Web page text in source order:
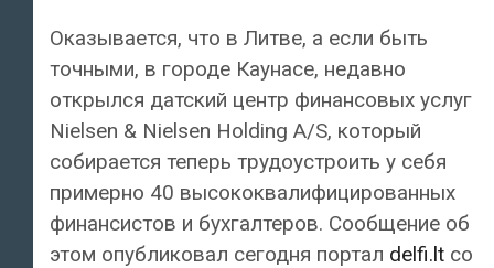
Оказывается, что в Литве, а если быть
точными, в городе Каунасе, недавно
открылся датский центр финансовых услуг
Nielsen & Nielsen Holding A/S, который
собирается теперь трудоустроить у себя
примерно 40 высококвалифицированных
финансистов и бухгалтеров. Сообщение об
этом опубликовал сегодня портал delfi.lt со